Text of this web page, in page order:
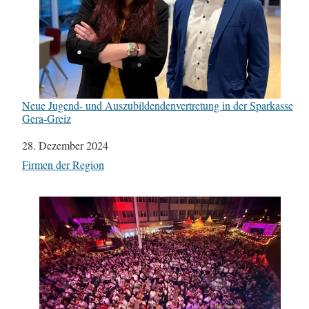
Neue Jugend- und Auszubildendenvertretung in der Sparkasse
Gera-Greiz
Datum
28. Dezember 2024
In Bezug auf
Firmen der Region